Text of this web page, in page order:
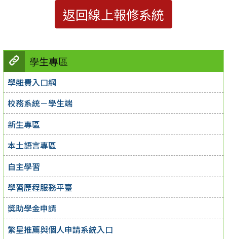
學生專區
學雜費入口網
校務系統－學生端
新生專區
本土語言專區
自主學習
學習歷程服務平臺
獎助學金申請
繁星推薦與個人申請系統入口
返回線上報修系統